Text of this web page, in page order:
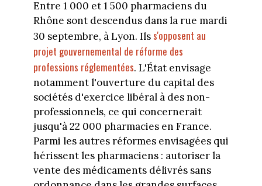
Entre 1 000 et 1 500 pharmaciens du
Rhône sont descendus dans la rue mardi
30 septembre, à Lyon. Ilss'opposent au
projet gouvernemental de réforme des
professions réglementées. L'État envisage
notamment l'ouverture du capital des
sociétés d'exercice libéral à des non-
professionnels, ce qui concernerait
jusqu'à 22 000 pharmacies en France.
Parmi les autres réformes envisagées qui
hérissent les pharmaciens : autoriser la
vente des médicaments délivrés sans